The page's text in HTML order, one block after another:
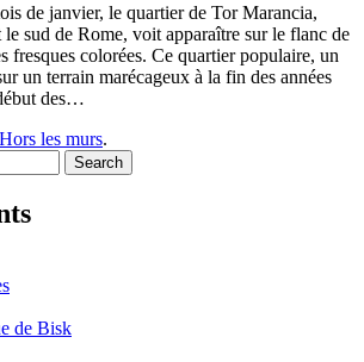
de janvier, le quartier de Tor Marancia,
le sud de Rome, voit apparaître sur le flanc de
fresques colorées. Ce quartier populaire, un
un terrain marécageux à la fin des années
des…
Hors les murs.
de Bisk